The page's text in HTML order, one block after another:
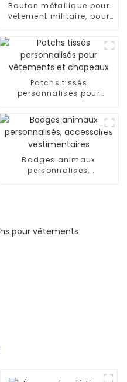
Bouton métallique pour
vêtement militaire, pour
Patchs tissés
personnalisés pour
Badges animaux
personnalisés,